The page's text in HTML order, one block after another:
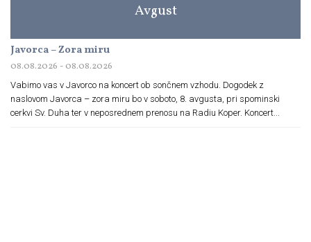
Avgust
Javorca – Zora miru
08.08.2026 - 08.08.2026
Vabimo vas v Javorco na koncert ob sončnem vzhodu. Dogodek z
naslovom Javorca – zora miru bo v soboto, 8. avgusta, pri spominski
cerkvi Sv. Duha ter v neposrednem prenosu na Radiu Koper. Koncert...